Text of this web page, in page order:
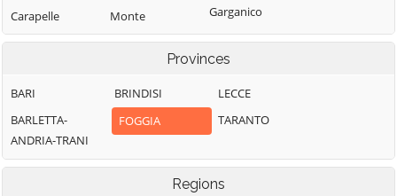
Carapelle
Carlantino
Casalnuovo
Monterotaro
Casalvecchio di
Puglia
Monte
Sant'Angelo
Monteleone di
Motta
Montecorvino
Ordona
Orsara di Puglia
Garganico
San Paolo di
Civitate
San Severo
Sant'Agata di
Puglia
Serracapriola
Stornara
Provinces
BARI
BARLETTA-
ANDRIA-TRANI
BRINDISI
FOGGIA
LECCE
TARANTO
Regions